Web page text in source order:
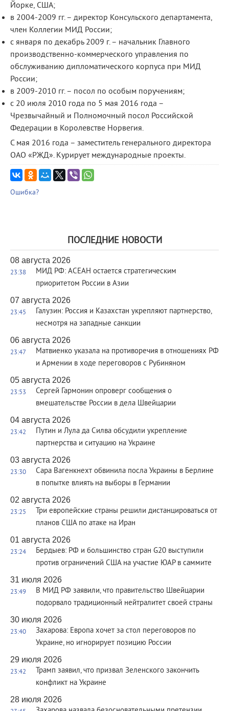
Йорке, США;
в 2004-2009 гг. – директор Консульского департамента,
член Коллегии МИД России;
с января по декабрь 2009 г. – начальник Главного
производственно-коммерческого управления по
обслуживанию дипломатического корпуса при МИД
России;
в 2009-2010 гг. – посол по особым поручениям;
с 20 июля 2010 года по 5 мая 2016 года –
Чрезвычайный и Полномочный посол Российской
Федерации в Королевстве Норвегия.
С мая 2016 года – заместитель генерального директора
ОАО «РЖД». Курирует международные проекты.
Ошибка?
ПОСЛЕДНИЕ НОВОСТИ
08 августа 2026
23:38
МИД РФ: АСЕАН остается стратегическим
приоритетом России в Азии
07 августа 2026
23:45
Галузин: Россия и Казахстан укрепляют партнерство,
несмотря на западные санкции
06 августа 2026
23:47
Матвиенко указала на противоречия в отношениях РФ
и Армении в ходе переговоров с Рубиняном
05 августа 2026
23:53
Сергей Гармонин опроверг сообщения о
вмешательстве России в дела Швейцарии
04 августа 2026
23:42
Путин и Лула да Силва обсудили укрепление
партнерства и ситуацию на Украине
03 августа 2026
23:30
Сара Вагенкнехт обвинила посла Украины в Берлине
в попытке влиять на выборы в Германии
02 августа 2026
23:25
Три европейские страны решили дистанцироваться от
планов США по атаке на Иран
01 августа 2026
23:24
Бердыев: РФ и большинство стран G20 выступили
против ограничений США на участие ЮАР в саммите
31 июля 2026
23:49
В МИД РФ заявили, что правительство Швейцарии
подорвало традиционный нейтралитет своей страны
30 июля 2026
23:40
Захарова: Европа хочет за стол переговоров по
Украине, но игнорирует позицию России
29 июля 2026
23:42
Трамп заявил, что призвал Зеленского закончить
конфликт на Украине
28 июля 2026